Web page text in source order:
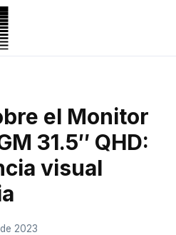
el Monitor
31.5″ QHD:
visual
2023